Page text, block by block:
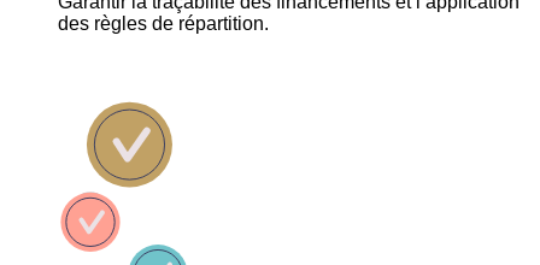
des règles de répartition.